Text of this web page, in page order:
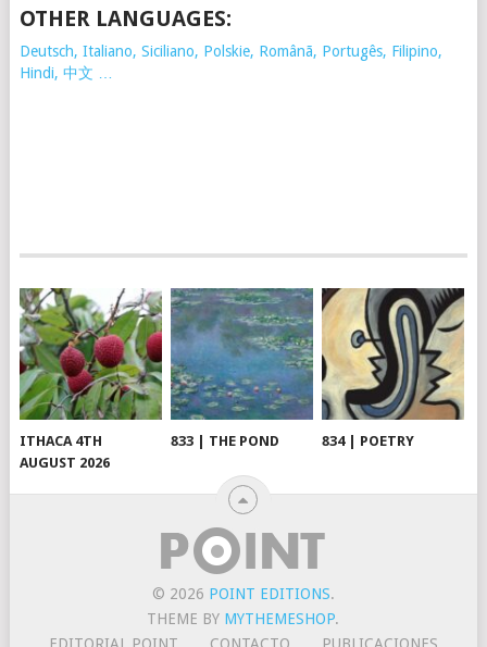
OTHER LANGUAGES:
Deutsch, Italiano, Siciliano, Polskie, Românã, Portugês, Filipino,
Hindi, 中文 …
ITHACA 4TH
AUGUST 2026
833 | THE POND 834 | POETRY
© 2026 POINT EDITIONS.
THEME BY MYTHEMESHOP.